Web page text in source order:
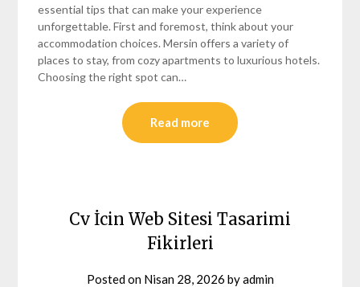
essential tips that can make your experience
unforgettable. First and foremost, think about your
accommodation choices. Mersin offers a variety of
places to stay, from cozy apartments to luxurious hotels.
Choosing the right spot can…
Read more
Cv İcin Web Sitesi Tasarimi
Fikirleri
Posted on Nisan 28, 2026 byadmin